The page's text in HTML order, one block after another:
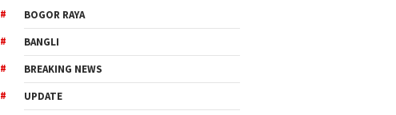
BOGOR RAYA
BANGLI
BREAKING NEWS
UPDATE